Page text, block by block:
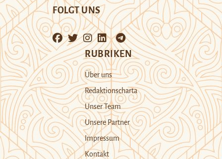
FOLGT UNS
RUBRIKEN
Über uns
Redaktionscharta
Unser Team
Unsere Partner
Impressum
Kontakt